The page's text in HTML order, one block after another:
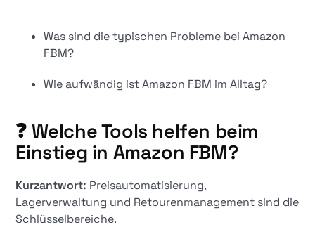
Was sind die typischen Probleme bei Amazon
FBM?
Wie aufwändig ist Amazon FBM im Alltag?
❓ Welche Tools helfen beim
Einstieg in Amazon FBM?
Kurzantwort: Preisautomatisierung,
Lagerverwaltung und Retourenmanagement sind die
Schlüsselbereiche.